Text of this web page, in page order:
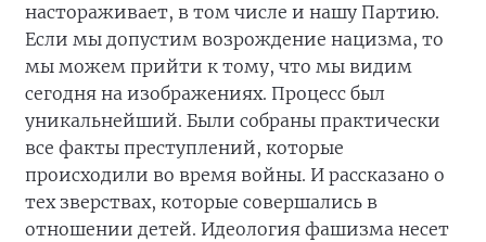
настораживает, в том числе и нашу Партию.
Если мы допустим возрождение нацизма, то
мы можем прийти к тому, что мы видим
сегодня на изображениях. Процесс был
уникальнейший. Были собраны практически
все факты преступлений, которые
происходили во время войны. И рассказано о
тех зверствах, которые совершались в
отношении детей. Идеология фашизма несет